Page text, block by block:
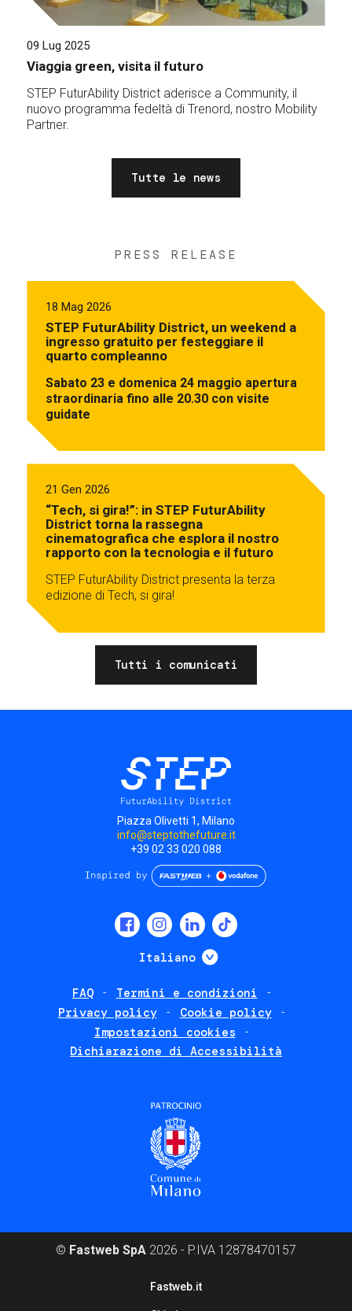
09 Lug 2025
Viaggia green, visita il futuro
STEP FuturAbility District aderisce a Community, il
nuovo programma fedeltà di Trenord, nostro Mobility
Partner.
Tutte le news
PRESS RELEASE
18 Mag 2026
STEP FuturAbility District, un weekend a
ingresso gratuito per festeggiare il
quarto compleanno
Sabato 23 e domenica 24 maggio apertura
straordinaria fino alle 20.30 con visite
guidate
21 Gen 2026
“Tech, si gira!”: in STEP FuturAbility
District torna la rassegna
cinematografica che esplora il nostro
rapporto con la tecnologia e il futuro
STEP FuturAbility District presenta la terza
edizione di Tech, si gira!
Tutti i comunicati
Piazza Olivetti 1, Milano
info@steptothefuture.it
+39 02 33 020 088
Italiano Mostra ulteriori
FAQ
Termini e condizioni
Privacy policy
Cookie policy
Impostazioni cookies
Dichiarazione di Accessibilità
© Fastweb SpA 2026 - P.IVA 12878470157
Fastweb.it